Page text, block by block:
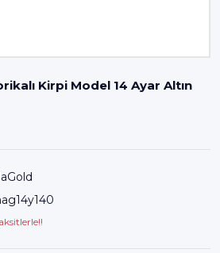
Kirpi Model 14 Ayar Altın